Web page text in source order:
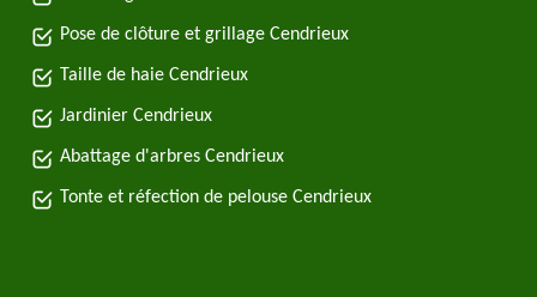
Pose de clôture et grillage Cendrieux
Taille de haie Cendrieux
Jardinier Cendrieux
Abattage d'arbres Cendrieux
Tonte et réfection de pelouse Cendrieux